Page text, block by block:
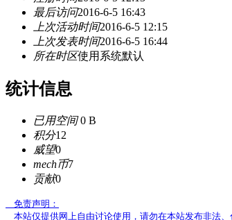
最后访问2016-6-5 16:43
上次活动时间2016-6-5 12:15
上次发表时间2016-6-5 16:44
所在时区使用系统默认
统计信息
已用空间0 B
积分12
威望0
mech币7
贡献0
免责声明：
本站仅提供网上自由讨论使用，请勿在本站发布非法